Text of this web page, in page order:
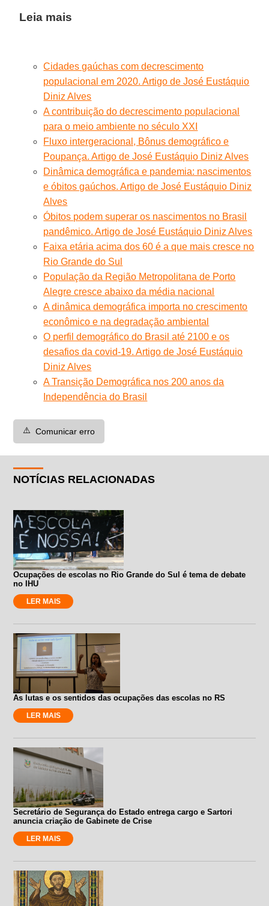
Leia mais
Cidades gaúchas com decrescimento
populacional em 2020. Artigo de José Eustáquio
Diniz Alves
A contribuição do decrescimento populacional
para o meio ambiente no século XXI
Fluxo intergeracional, Bônus demográfico e
Poupança. Artigo de José Eustáquio Diniz Alves
Dinâmica demográfica e pandemia: nascimentos
e óbitos gaúchos. Artigo de José Eustáquio Diniz
Alves
Óbitos podem superar os nascimentos no Brasil
pandêmico. Artigo de José Eustáquio Diniz Alves
Faixa etária acima dos 60 é a que mais cresce no
Rio Grande do Sul
População da Região Metropolitana de Porto
Alegre cresce abaixo da média nacional
A dinâmica demográfica importa no crescimento
econômico e na degradação ambiental
O perfil demográfico do Brasil até 2100 e os
desafios da covid-19. Artigo de José Eustáquio
Diniz Alves
A Transição Demográfica nos 200 anos da
Independência do Brasil
⚠️ Comunicar erro
NOTÍCIAS RELACIONADAS
Ocupações de escolas no Rio Grande do Sul é tema de debate
no IHU
LER MAIS
As lutas e os sentidos das ocupações das escolas no RS
LER MAIS
Secretário de Segurança do Estado entrega cargo e Sartori
anuncia criação de Gabinete de Crise
LER MAIS